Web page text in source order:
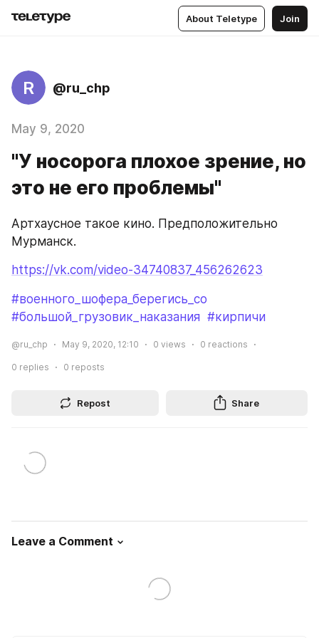
About Teletype Join
R @ru_chp
May 9, 2020
"У носорога плохое зрение, но
это не его проблемы"
Артхаусное такое кино. Предположительно
Мурманск.
https://vk.com/video-34740837_456262623
#военного_шофера_берегись_со
#большой_грузовик_наказания #кирпичи
@ru_chp May 9, 2020, 12:10 0 views 0 reactions
0 replies 0 reposts
Repost Share
Leave a Comment